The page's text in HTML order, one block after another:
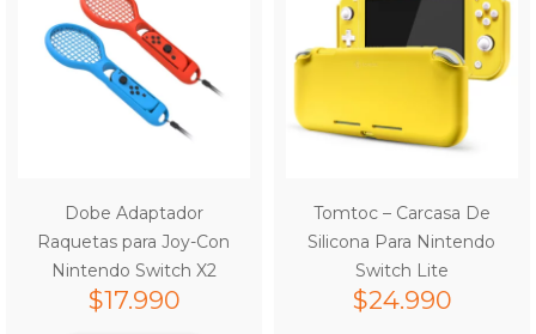
Dobe Adaptador
Raquetas para Joy-Con
Nintendo Switch X2
$17.990
Tomtoc – Carcasa De
Silicona Para Nintendo
Switch Lite
$24.990